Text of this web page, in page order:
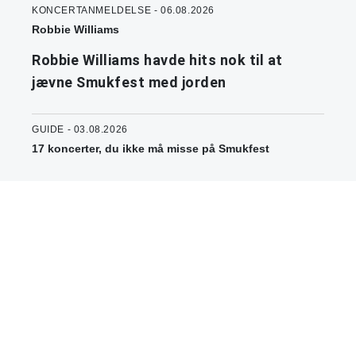
KONCERTANMELDELSE - 06.08.2026
Robbie Williams
Robbie Williams havde hits nok til at
jævne Smukfest med jorden
GUIDE - 03.08.2026
17 koncerter, du ikke må misse på Smukfest